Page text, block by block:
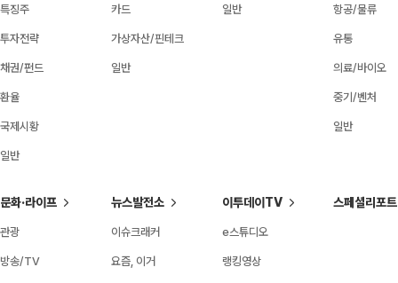
특징주
투자전략
채권/펀드
환율
국제시황
일반
카드
가상자산/핀테크
일반
일반 항공/물류
유통
의료/바이오
중기/벤처
일반
문화·라이프
관광
방송/TV
뉴스발전소
이슈크래커
요즘, 이거
이투데이TV
e스튜디오
랭킹영상
스페셜리포트